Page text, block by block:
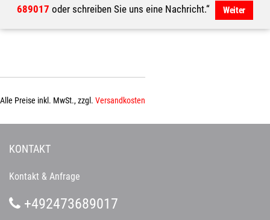
689017 oder schreiben Sie uns eine Nachricht.“ Weiter
Alle Preise inkl. MwSt., zzgl. Versandkosten
KONTAKT
Kontakt & Anfrage
+492473689017